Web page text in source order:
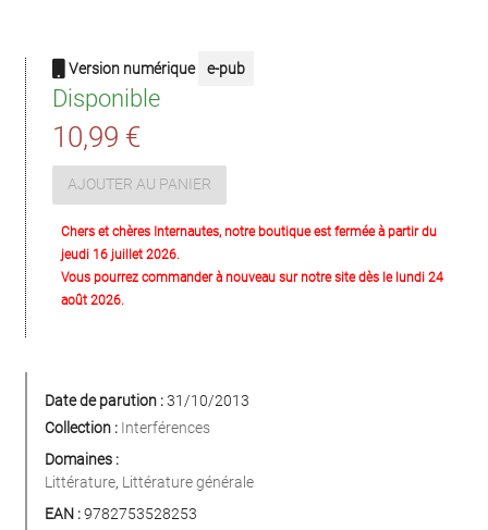
Version numérique e-pub
Disponible
10,99 €
AJOUTER AU PANIER
Chers et chères Internautes, notre boutique est fermée à partir du
jeudi 16 juillet 2026.
Vous pourrez commander à nouveau sur notre site dès le lundi 24
août 2026.
Date de parution :31/10/2013
Collection : Interférences
Domaines :
Littérature, Littérature générale
EAN :9782753528253